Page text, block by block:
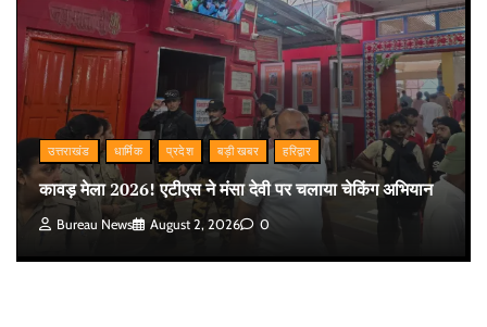
उत्तराखंड धार्मिक प्रदेश बड़ी खबर हरिद्वार
कावड़ मेला 2026! एटीएस ने मंसा देवी पर चलाया चेकिंग अभियान
Bureau News August 2, 2026 0